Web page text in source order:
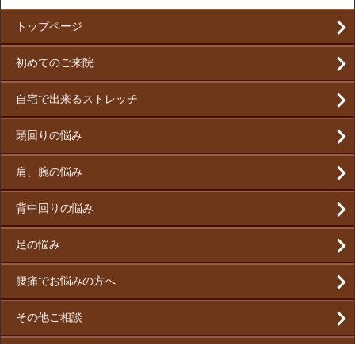
トップページ
初めてのご来院
自宅で出来るストレッチ
頭回りの悩み
肩、腕の悩み
背中回りの悩み
足の悩み
腰痛でお悩みの方へ
その他ご相談